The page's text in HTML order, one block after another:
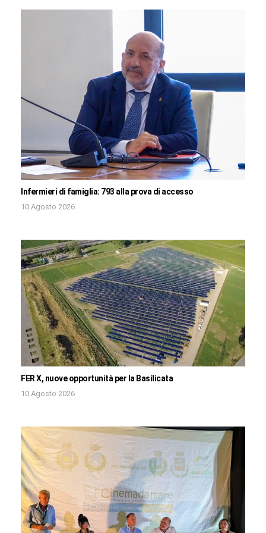
Infermieri di famiglia: 793 alla prova di accesso
10 Agosto 2026
FER X, nuove opportunità per la Basilicata
10 Agosto 2026